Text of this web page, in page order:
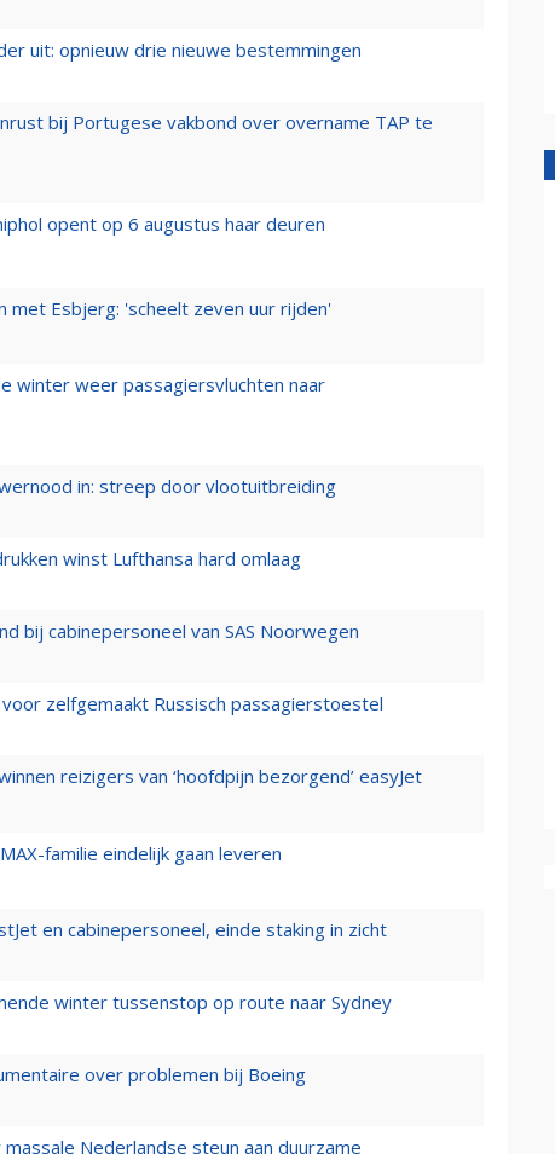
uit: opnieuw drie nieuwe bestemmingen
bij Portugese vakbond over overname TAP te
opent op 6 augustus haar deuren
met Esbjerg: 'scheelt zeven uur rijden'
winter weer passagiersvluchten naar
in: streep door vlootuitbreiding
winst Lufthansa hard omlaag
bij cabinepersoneel van SAS Noorwegen
zelfgemaakt Russisch passagierstoestel
reizigers van ‘hoofdpijn bezorgend’ easyJet
familie eindelijk gaan leveren
en cabinepersoneel, einde staking in zicht
winter tussenstop op route naar Sydney
over problemen bij Boeing
Nederlandse steun aan duurzame